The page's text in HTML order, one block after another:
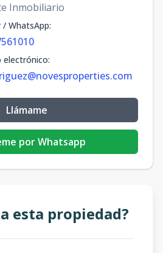
Inmobiliario
/ WhatsApp:
electrónico:
Llámame
por Whatsapp
esta propiedad?